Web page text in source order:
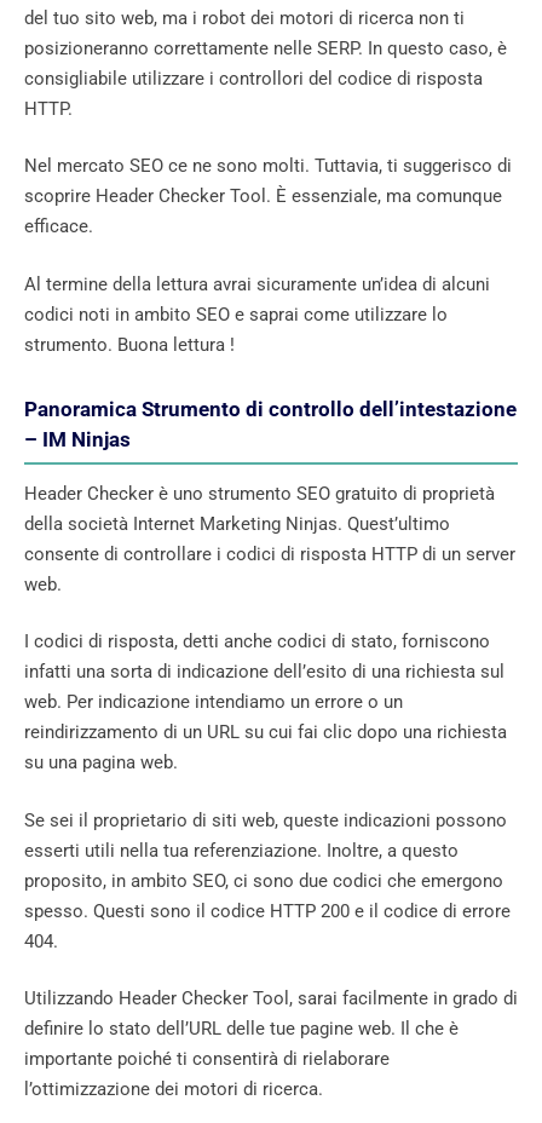
del tuo sito web, ma i robot dei motori di ricerca non ti
posizioneranno correttamente nelle SERP. In questo caso, è
consigliabile utilizzare i controllori del codice di risposta
HTTP.
Nel mercato SEO ce ne sono molti. Tuttavia, ti suggerisco di
scoprire Header Checker Tool. È essenziale, ma comunque
efficace.
Al termine della lettura avrai sicuramente un’idea di alcuni
codici noti in ambito SEO e saprai come utilizzare lo
strumento. Buona lettura !
Panoramica Strumento di controllo dell’intestazione
– IM Ninjas
Header Checker è uno strumento SEO gratuito di proprietà
della società Internet Marketing Ninjas. Quest’ultimo
consente di controllare i codici di risposta HTTP di un server
web.
I codici di risposta, detti anche codici di stato, forniscono
infatti una sorta di indicazione dell’esito di una richiesta sul
web. Per indicazione intendiamo un errore o un
reindirizzamento di un URL su cui fai clic dopo una richiesta
su una pagina web.
Se sei il proprietario di siti web, queste indicazioni possono
esserti utili nella tua referenziazione. Inoltre, a questo
proposito, in ambito SEO, ci sono due codici che emergono
spesso. Questi sono il codice HTTP 200 e il codice di errore
404.
Utilizzando Header Checker Tool, sarai facilmente in grado di
definire lo stato dell’URL delle tue pagine web. Il che è
importante poiché ti consentirà di rielaborare
l’ottimizzazione dei motori di ricerca.